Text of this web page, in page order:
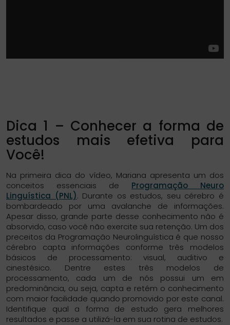
Dica 1 – Conhecer a forma de
estudos mais efetiva para
Você!
Na primeira dica do vídeo, Mariana apresenta um dos
conceitos essenciais de Programação Neuro
Linguística (PNL). Durante os estudos, seu cérebro é
bombardeado por uma avalanche de informações.
Apesar disso, grande parte desse conhecimento não é
absorvido, caso você não exercite sua retenção. Um dos
preceitos da Programação Neurolinguística é que nosso
cérebro capta informações conforme três modelos
básicos de processamento: visual, auditivo e
cinestésico. Dentre estes três modelos de
processamento, cada um de nós possui um em
predominância, ou seja, capta e retém o conhecimento
com maior facilidade quando promovido por este canal.
Identifique qual a forma de estudo gera melhores
resultados e passe a utilizá-la em sua rotina de estudos.